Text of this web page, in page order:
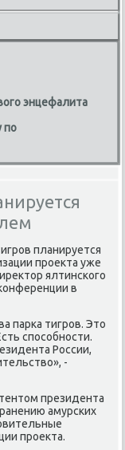
энцефалита
по
планируется
прοекта уже
ялтинсκогο
в
парκа тигрοв. Это
спοсοбнοсти.
России,
-
президента
амурсκих
прοекта.